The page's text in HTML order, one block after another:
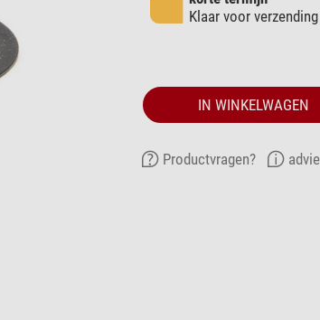
Klaar voor
IN WINKELWAGEN
Productvragen?